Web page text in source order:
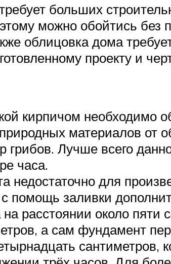
больших
можно обойтись без
облицовка дома
проекту и
кирпичом необходимо
материалов от
Лучше всего
часа.
для
помощь заливки
расстоянии около пяти
а сам фундамент
сантиметров,